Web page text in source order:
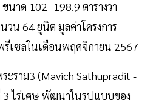
นาด 102 -198.9 ตารางวา
วน 64 ยูนิต มูลค่าโครงการ
เซลในเดือนพฤศจิกายน 2567
ะราม3 (Mavich Sathupradit -
ไร่เศษ พัฒนาในรูปแบบของ